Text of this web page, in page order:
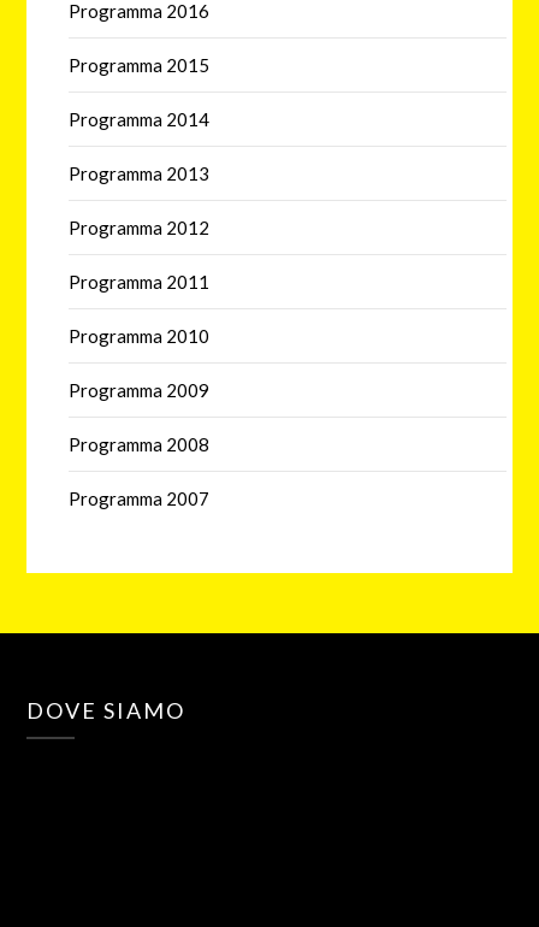
Programma 2016
Programma 2015
Programma 2014
Programma 2013
Programma 2012
Programma 2011
Programma 2010
Programma 2009
Programma 2008
Programma 2007
DOVE SIAMO